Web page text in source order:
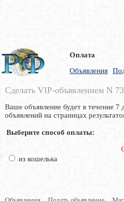
Оплата
Объявления
Сделать VIP-объявлением N
Ваше объявление будет в течение 7
объявлений на страницах
Выберите способ оплаты:
из кошелька